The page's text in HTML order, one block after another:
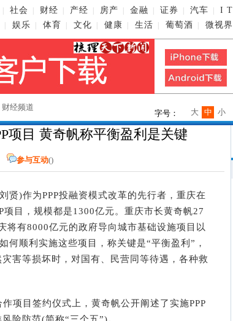
社会 财经 产经 房产 金融 证券 汽车 I T
娱乐 体育 文化 健康 生活 葡萄酒 微视界
财经频道
字号： 小
中
大
项目 黄奇帆称平衡盈利是关键
参与互动()
贤)作为PPP投融资模式改革的先行者，重庆在
项目，规模都是1300亿元。重庆市长黄奇帆27
将有8000亿元的政府导向城市基础设施项目以
何顺利实施这些项目，称关键是“平衡盈利”，
害等损坏时，对国有、民营同等待遇，各种救
目签约仪式上，黄奇帆公开阐述了实施PPP
险防范(简称“三个五”)。